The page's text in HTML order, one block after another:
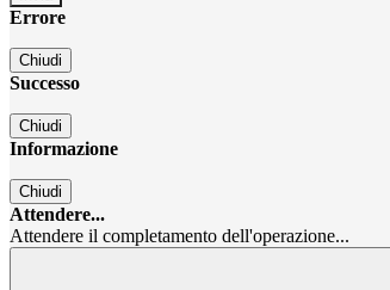
Errore
Chiudi
Successo
Chiudi
Informazione
Chiudi
Attendere...
Attendere il completamento dell'operazione...